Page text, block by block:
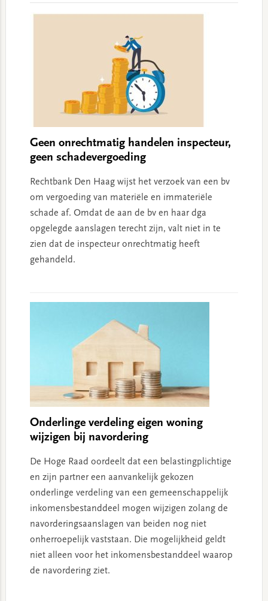
Geen onrechtmatig handelen inspecteur,
geen schadevergoeding
Rechtbank Den Haag wijst het verzoek van een bv
om vergoeding van materiële en immateriële
schade af. Omdat de aan de bv en haar dga
opgelegde aanslagen terecht zijn, valt niet in te
zien dat de inspecteur onrechtmatig heeft
gehandeld.
Onderlinge verdeling eigen woning
wijzigen bij navordering
De Hoge Raad oordeelt dat een belastingplichtige
en zijn partner een aanvankelijk gekozen
onderlinge verdeling van een gemeenschappelijk
inkomensbestanddeel mogen wijzigen zolang de
navorderingsaanslagen van beiden nog niet
onherroepelijk vaststaan. Die mogelijkheid geldt
niet alleen voor het inkomensbestanddeel waarop
de navordering ziet.